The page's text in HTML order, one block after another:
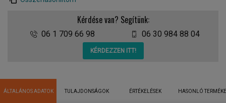
Kérdése van? Segítünk:
06 1 709 66 98 06 30 984 88 04
KÉRDEZZEN ITT!
ÁLTALÁNOS ADATOK TULAJDONSÁGOK ÉRTÉKELÉSEK HASONLÓ